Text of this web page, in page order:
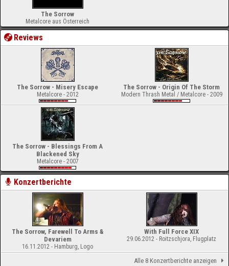
The Sorrow
Metalcore aus Österreich
Reviews
The Sorrow - Misery Escape
Metalcore - 2012
The Sorrow - Origin Of The Storm
Modern Thrash Metal / Metalcore - 2009
The Sorrow - Blessings From A
Blackened Sky
Metalcore - 2007
Konzertberichte
The Sorrow, Farewell To Arms &
Devariem
16.11.2012 - Hamburg, Logo
With Full Force XIX
29.06.2012 - Roitzschjora, Flugplatz
Alle 8 Konzertberichte anzeigen